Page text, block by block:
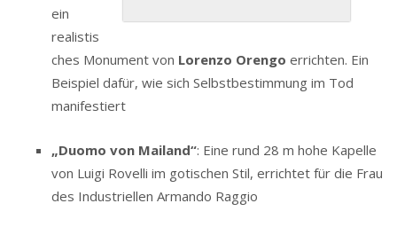
ein
realistis
ches Monument von Lorenzo Orengo errichten. Ein
Beispiel dafür, wie sich Selbstbestimmung im Tod
manifestiert
„Duomo von Mailand“: Eine rund 28 m hohe Kapelle
von Luigi Rovelli im gotischen Stil, errichtet für die Frau
des Industriellen Armando Raggio